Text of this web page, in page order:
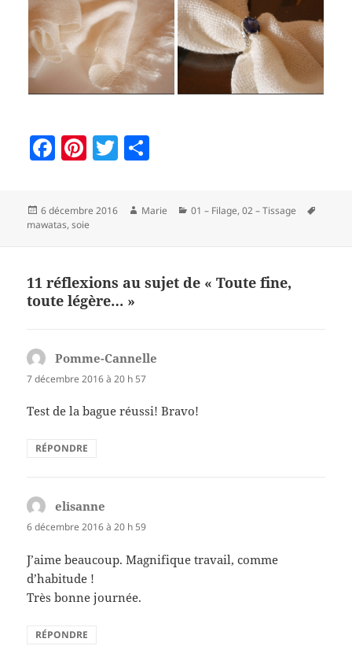
F
c
e
o
o
Pi
er
es
T
itt
er
rt
a
er
Publié
le
6 décembre 2016 Auteur
Marie Catégories
01 – Filage,02 – Tissage
mawatas,soie
11 réflexions au sujet de « Toute fine,
toute légère… »
Pomme-Cannelle
7 décembre 2016 à 20 h 57
Test de la bague réussi! Bravo!
RÉPONDRE
elisanne
6 décembre 2016 à 20 h 59
J’aime beaucoup. Magnifique travail, comme
d’habitude !
Très bonne journée.
RÉPONDRE